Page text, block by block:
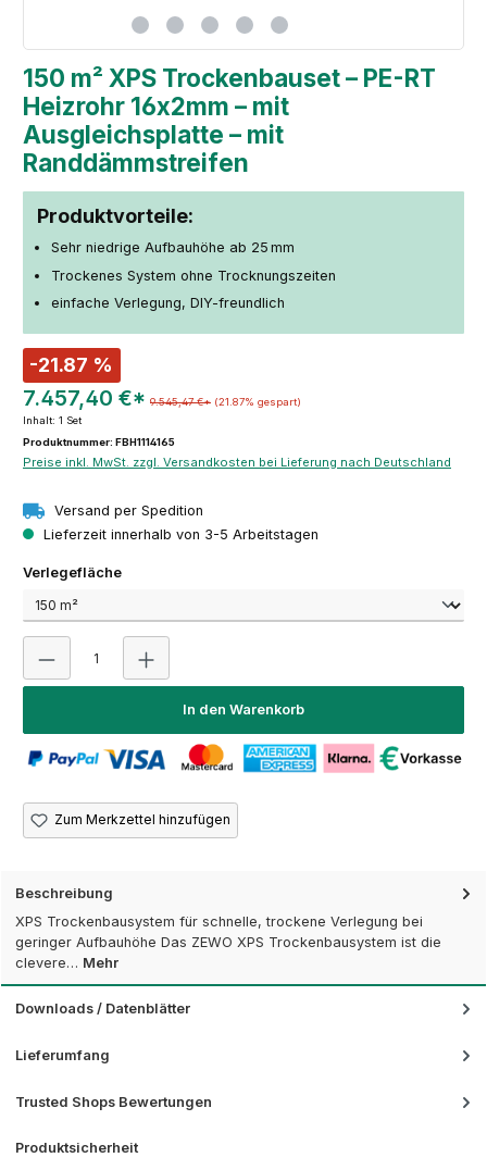
150 m² XPS Trockenbauset – PE-RT
Heizrohr 16x2mm – mit
Ausgleichsplatte – mit
Randdämmstreifen
Produktvorteile:
Sehr niedrige Aufbauhöhe ab 25 mm
Trockenes System ohne Trocknungszeiten
einfache Verlegung, DIY-freundlich
-21.87 %
7.457,40 €* 9.545,47 €* (21.87% gespart)
Inhalt: 1 Set
Produktnummer: FBH1114165
Preise inkl. MwSt. zzgl. Versandkosten bei Lieferung nach Deutschland
Versand per Spedition
Lieferzeit innerhalb von 3-5 Arbeitstagen
Verlegeflächeauswählen
In den Warenkorb
Zum Merkzettel hinzufügen
Beschreibung
XPS Trockenbausystem für schnelle, trockene Verlegung bei
geringer Aufbauhöhe Das ZEWO XPS Trockenbausystem ist die
clevere… Mehr
Downloads / Datenblätter
Lieferumfang
Trusted Shops Bewertungen
Produktsicherheit